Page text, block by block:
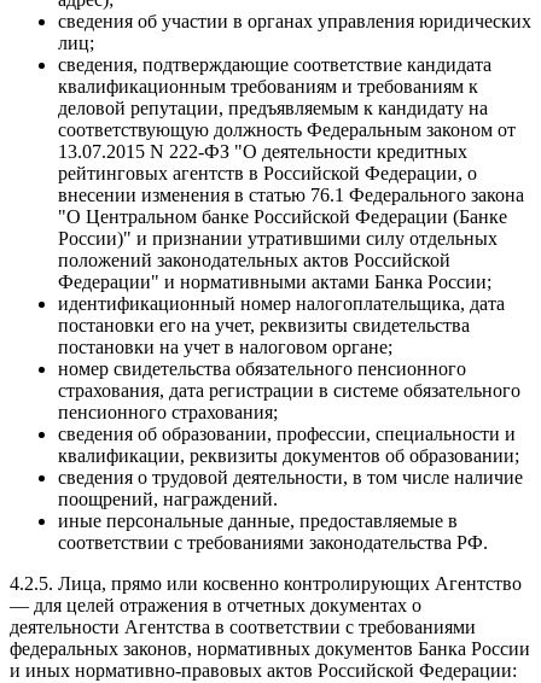
сведения об участии в органах управления юридических
лиц;
сведения, подтверждающие соответствие кандидата
квалификационным требованиям и требованиям к
деловой репутации, предъявляемым к кандидату на
соответствующую должность Федеральным законом от
13.07.2015 N 222-ФЗ "О деятельности кредитных
рейтинговых агентств в Российской Федерации, о
внесении изменения в статью 76.1 Федерального закона
"О Центральном банке Российской Федерации (Банке
России)" и признании утратившими силу отдельных
положений законодательных актов Российской
Федерации" и нормативными актами Банка России;
идентификационный номер налогоплательщика, дата
постановки его на учет, реквизиты свидетельства
постановки на учет в налоговом органе;
номер свидетельства обязательного пенсионного
страхования, дата регистрации в системе обязательного
пенсионного страхования;
сведения об образовании, профессии, специальности и
квалификации, реквизиты документов об образовании;
сведения о трудовой деятельности, в том числе наличие
поощрений, награждений.
иные персональные данные, предоставляемые в
соответствии с требованиями законодательства РФ.
4.2.5. Лица, прямо или косвенно контролирующих Агентство
— для целей отражения в отчетных документах о
деятельности Агентства в соответствии с требованиями
федеральных законов, нормативных документов Банка России
и иных нормативно-правовых актов Российской Федерации: